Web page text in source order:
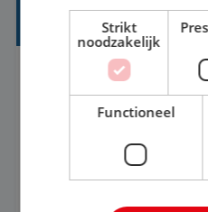
boeken! ...
REISADVISEUR
Aalsmeer, Noord-Holland,
33-36 uur
MBO
Een vakantie plannen is
het nu voor jezelf is, of
Strikt
noodzakelijk
Functioneel